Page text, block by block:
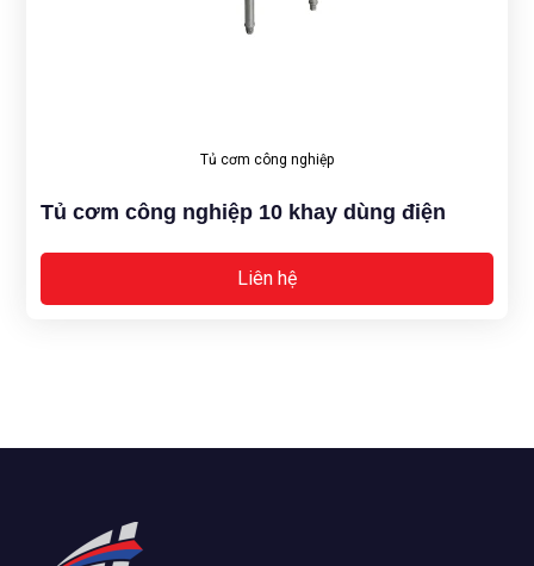
Tủ cơm công nghiệp
Tủ cơm công nghiệp 10 khay dùng điện
Liên hệ